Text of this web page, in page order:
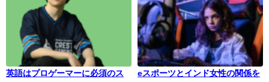
英語はプロゲーマーに必須のス
eスポーツとインド女性の関係を